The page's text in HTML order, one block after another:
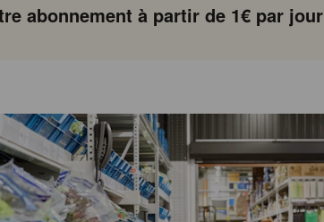
abonnement à partir de 1€ par jour